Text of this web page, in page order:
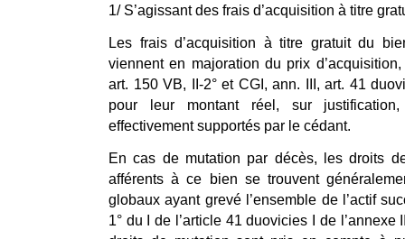
1/ S’agissant des frais d’acquisition à titre
Les frais d’acquisition à titre gratuit du
viennent en majoration du prix
art. 150 VB, II-2° et CGI, ann. III, art. 41
pour leur montant réel, sur
effectivement supportés par le cédant.
En cas de mutation par décès, les droits
afférents à ce bien se trouvent
globaux ayant grevé l’ensemble de l’actif
1° du I de l’article 41 duovicies I de